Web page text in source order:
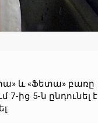
և «Ֆետա» բառը
ից 5-ն ընդունել է